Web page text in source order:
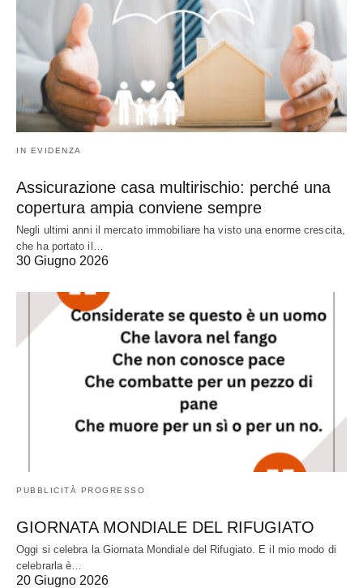
IN EVIDENZA
Assicurazione casa multirischio: perché una
copertura ampia conviene sempre
Negli ultimi anni il mercato immobiliare ha visto una enorme crescita,
che ha portato il…
30 Giugno 2026
PUBBLICITÀ PROGRESSO
GIORNATA MONDIALE DEL RIFUGIATO
Oggi si celebra la Giornata Mondiale del Rifugiato. E il mio modo di
celebrarla è…
20 Giugno 2026